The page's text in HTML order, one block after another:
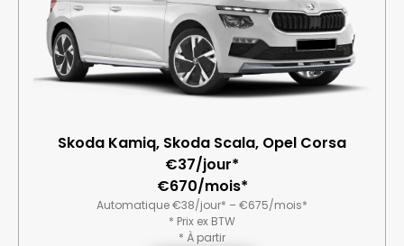
Skoda Kamiq, Skoda Scala, Opel Corsa
€37/jour*
€670/mois*
Automatique €38/jour* – €675/mois*
* Prix ex BTW
* À partir